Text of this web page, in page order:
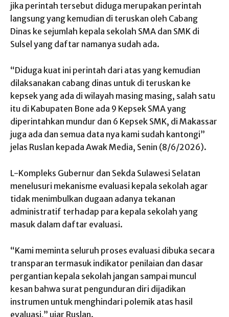
jika perintah tersebut diduga merupakan perintah
langsung yang kemudian di teruskan oleh Cabang
Dinas ke sejumlah kepala sekolah SMA dan SMK di
Sulsel yang daftar namanya sudah ada.
“Diduga kuat ini perintah dari atas yang kemudian
dilaksanakan cabang dinas untuk di teruskan ke
kepsek yang ada di wilayah masing masing, salah satu
itu di Kabupaten Bone ada 9 Kepsek SMA yang
diperintahkan mundur dan 6 Kepsek SMK, di Makassar
juga ada dan semua data nya kami sudah kantongi”
jelas Ruslan kepada Awak Media, Senin (8/6/2026).
L-Kompleks Gubernur dan Sekda Sulawesi Selatan
menelusuri mekanisme evaluasi kepala sekolah agar
tidak menimbulkan dugaan adanya tekanan
administratif terhadap para kepala sekolah yang
masuk dalam daftar evaluasi.
“Kami meminta seluruh proses evaluasi dibuka secara
transparan termasuk indikator penilaian dan dasar
pergantian kepala sekolah jangan sampai muncul
kesan bahwa surat pengunduran diri dijadikan
instrumen untuk menghindari polemik atas hasil
evaluasi,” ujar Ruslan.